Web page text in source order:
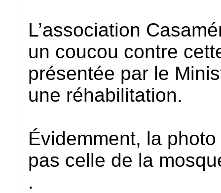
L’association
un coucou contre
présentée par le
une réhabilitation.
Évidemment, la
pas celle de la
.